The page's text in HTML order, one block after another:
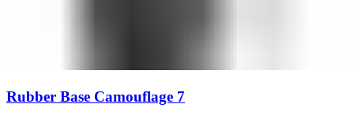
Rubber Base Camouflage 7